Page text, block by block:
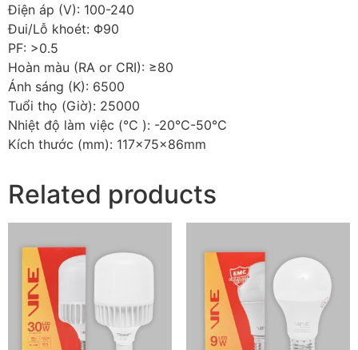
Điện áp (V): 100-240
Đui/Lỗ khoét: Φ90
PF: >0.5
Hoàn màu (RA or CRI): ≥80
Ánh sáng (K): 6500
Tuổi thọ (Giờ): 25000
Nhiệt độ làm việc (℃ ): -20℃-50℃
Kích thước (mm): 117x75x86mm
Related products